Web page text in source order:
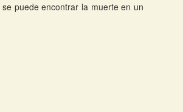
puede encontrar la muerte en un